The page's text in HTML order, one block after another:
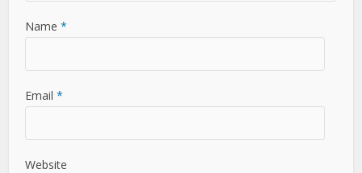
Name *
Email *
Website